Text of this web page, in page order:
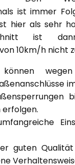
ist immer
hier als sehr
ist
10km/h nicht
guten